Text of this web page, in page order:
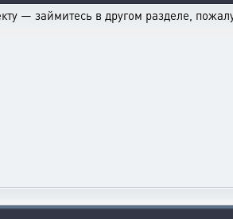
— займитесь в другом разделе,